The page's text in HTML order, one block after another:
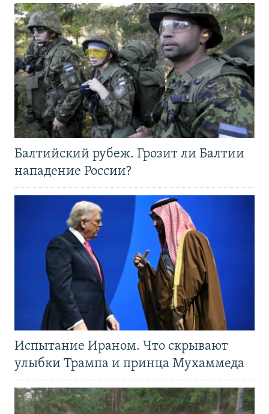
Балтийский рубеж. Грозит ли Балтии
нападение России?
Испытание Ираном. Что скрывают
улыбки Трампа и принца Мухаммеда